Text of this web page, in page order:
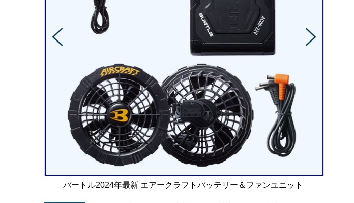
バートル2024年最新 エアークラフトバッテリー＆ファンユニット